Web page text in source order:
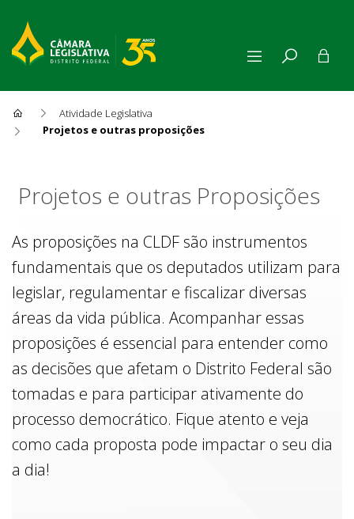
Atividade Legislativa
Projetos e outras proposições
Projetos e outras Proposições
As proposições na CLDF são instrumentos
fundamentais que os deputados utilizam para
legislar, regulamentar e fiscalizar diversas
áreas da vida pública. Acompanhar essas
proposições é essencial para entender como
as decisões que afetam o Distrito Federal são
tomadas e para participar ativamente do
processo democrático. Fique atento e veja
como cada proposta pode impactar o seu dia
a dia!